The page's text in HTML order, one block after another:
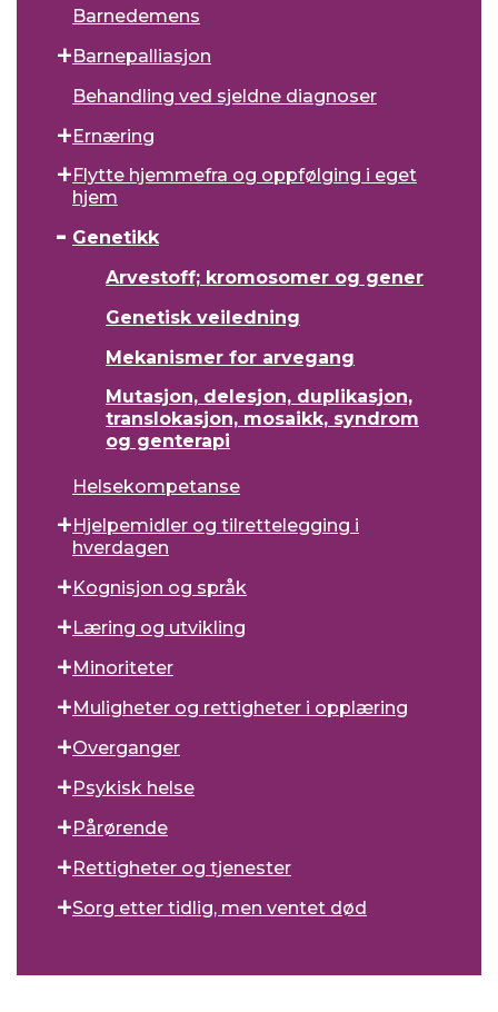
Barnedemens
Barnepalliasjon
Behandling ved sjeldne diagnoser
Ernæring
Flytte hjemmefra og oppfølging i eget
hjem
Genetikk
Arvestoff; kromosomer og gener
Genetisk veiledning
Mekanismer for arvegang
Mutasjon, delesjon, duplikasjon,
translokasjon, mosaikk, syndrom
og genterapi
Helsekompetanse
Hjelpemidler og tilrettelegging i
hverdagen
Kognisjon og språk
Læring og utvikling
Minoriteter
Muligheter og rettigheter i opplæring
Overganger
Psykisk helse
Pårørende
Rettigheter og tjenester
Sorg etter tidlig, men ventet død